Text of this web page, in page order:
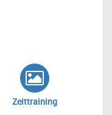
Zeittraining